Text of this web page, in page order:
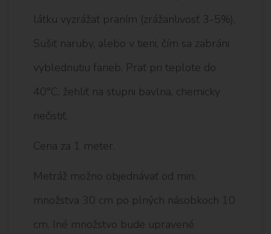
látku vyzrážať praním (zrážanlivosť 3-5%).
Sušiť naruby, alebo v tieni, čím sa zabráni
vyblednutiu farieb. Prať pri teplote do
40°C, žehliť na stupni bavlna, chemicky
nečistiť.
Cena za 1 meter.
Metráž možno objednávať od min.
množstva 30 cm po plných násobkoch 10
cm. Iné množstvo bude upravené